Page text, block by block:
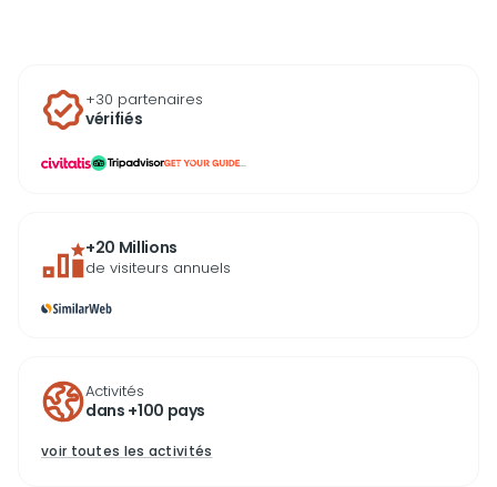
+30 partenaires
vérifiés
...
+20 Millions
de visiteurs annuels
Activités
dans +100 pays
voir toutes les activités